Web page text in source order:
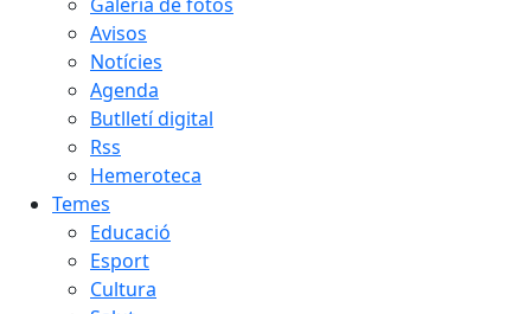
Avisos
Notícies
Agenda
Butlletí digital
Rss
Hemeroteca
Temes
Educació
Esport
Cultura